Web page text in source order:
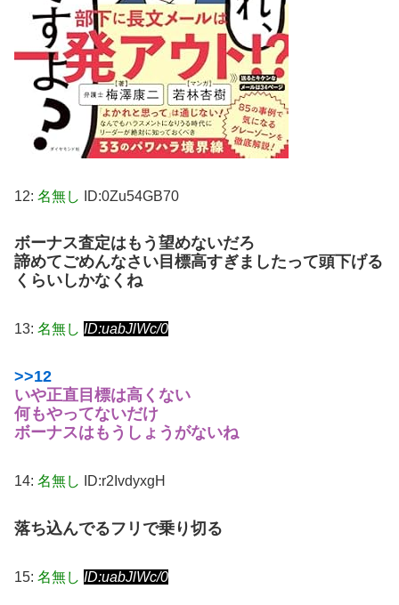
12: 名無し ID:0Zu54GB70
ボーナス査定はもう望めないだろ
諦めてごめんなさい目標高すぎましたって頭下げる
くらいしかなくね
13: 名無し ID:uabJlWc/0
>>12
いや正直目標は高くない
何もやってないだけ
ボーナスはもうしょうがないね
14: 名無し ID:r2IvdyxgH
落ち込んでるフリで乗り切る
15: 名無し ID:uabJlWc/0